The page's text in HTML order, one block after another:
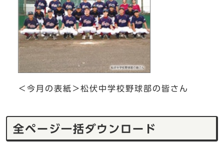
＜今月の表紙＞松伏中学校野球部の皆さん
全ページ一括ダウンロード